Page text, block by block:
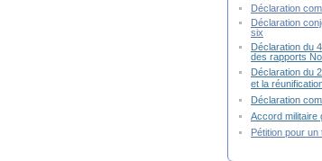
Déclaration
Déclaration
six
Déclaration du
des rapports
Déclaration du
et la
Déclaration
Accord militaire
Pétition pour un